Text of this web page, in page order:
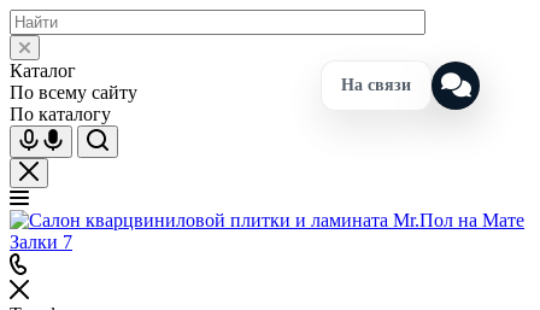
Каталог
По всему сайту
По каталогу
На связи